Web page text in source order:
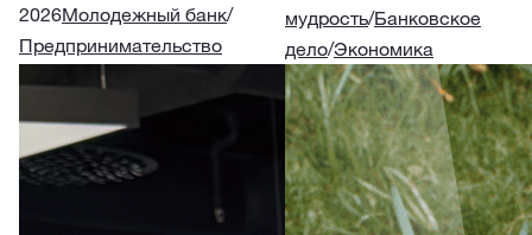
2026Молодежный банк/
Предпринимательство
мудрость/Банковское
дело/Экономика